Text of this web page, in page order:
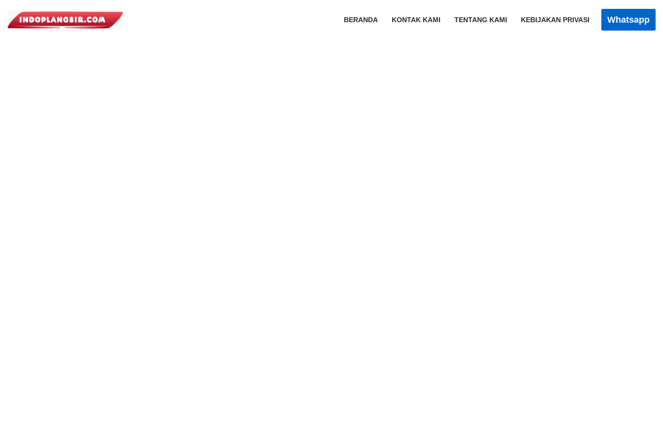
Lompat
BERANDA KONTAK KAMI TENTANG KAMI KEBIJAKAN PRIVASI Whatsapp